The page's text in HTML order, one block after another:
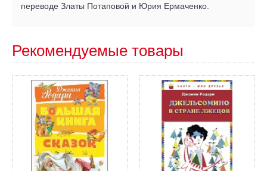
переводе Златы Потаповой и Юрия Ермаченко.
Рекомендуемые товары